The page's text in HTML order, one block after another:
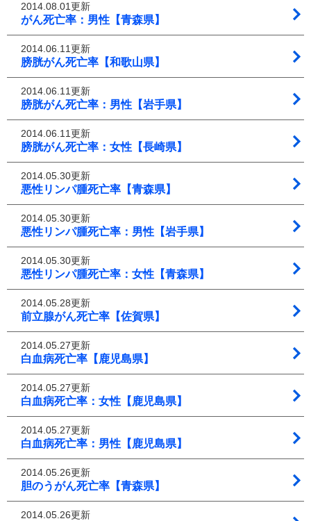
2014.08.01更新
がん死亡率：男性【青森県】
2014.06.11更新
膀胱がん死亡率【和歌山県】
2014.06.11更新
膀胱がん死亡率：男性【岩手県】
2014.06.11更新
膀胱がん死亡率：女性【長崎県】
2014.05.30更新
悪性リンパ腫死亡率【青森県】
2014.05.30更新
悪性リンパ腫死亡率：男性【岩手県】
2014.05.30更新
悪性リンパ腫死亡率：女性【青森県】
2014.05.28更新
前立腺がん死亡率【佐賀県】
2014.05.27更新
白血病死亡率【鹿児島県】
2014.05.27更新
白血病死亡率：女性【鹿児島県】
2014.05.27更新
白血病死亡率：男性【鹿児島県】
2014.05.26更新
胆のうがん死亡率【青森県】
2014.05.26更新